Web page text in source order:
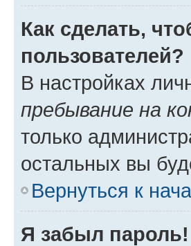
Как сделать,
пользователей?
В настройках
пребывание на
только
остальных вы
Вернуться к
Я забыл пароль!